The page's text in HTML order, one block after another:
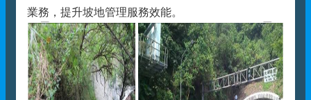
業務，提升坡地管理服務效能。